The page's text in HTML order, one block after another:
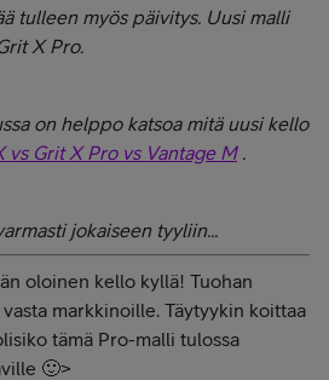
tulleen myös päivitys. Uusi malli
X Pro.
on helppo katsoa mitä uusi kello
vs Grit X Pro vs Vantage M.
jokaiseen tyyliin...
oloinen kello kyllä! Tuohan
markkinoille. Täytyykin koittaa
tämä Pro-malli tulossa
🙂>